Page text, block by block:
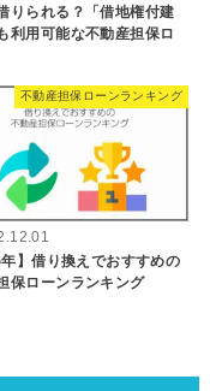
りられる？「借地権付建
利用可能な不動産担保ロ
不動産担保ローンランキング
年】借り換えでおすすめの
保ローンランキング